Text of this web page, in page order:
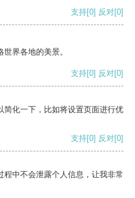
支持[0] 反对[0]
界各地的美景。
支持[0] 反对[0]
简化一下，比如将设置页面进行优
支持[0] 反对[0]
中不会泄露个人信息，让我非常